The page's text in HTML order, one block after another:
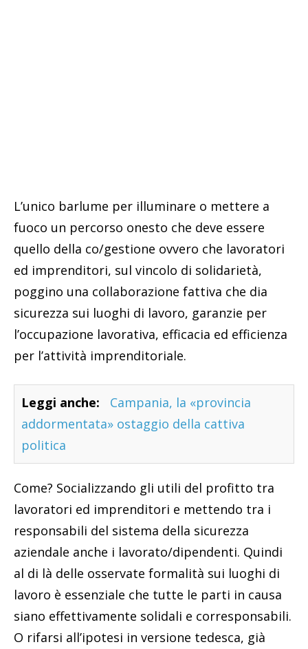
L’unico barlume per illuminare o mettere a
fuoco un percorso onesto che deve essere
quello della co/gestione ovvero che lavoratori
ed imprenditori, sul vincolo di solidarietà,
poggino una collaborazione fattiva che dia
sicurezza sui luoghi di lavoro, garanzie per
l’occupazione lavorativa, efficacia ed efficienza
per l’attività imprenditoriale.
Leggi anche:
Campania, la «provincia
addormentata» ostaggio della cattiva
politica
Come? Socializzando gli utili del profitto tra
lavoratori ed imprenditori e mettendo tra i
responsabili del sistema della sicurezza
aziendale anche i lavorato/dipendenti. Quindi
al di là delle osservate formalità sui luoghi di
lavoro è essenziale che tutte le parti in causa
siano effettivamente solidali e corresponsabili.
O rifarsi all’ipotesi in versione tedesca, già